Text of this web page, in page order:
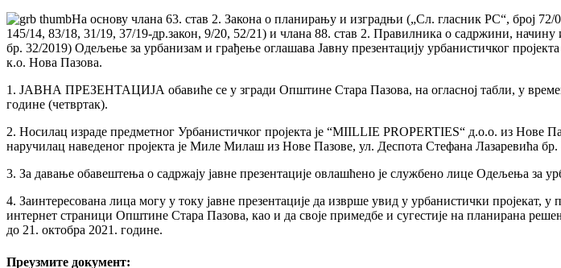
На основу члана 63. став 2. Закона о планирању и изградњи („Сл. гласник РС“, број
145/14, 83/18, 31/19, 37/19-др.закон, 9/20, 52/21) и члана 88. став 2. Правилника о садржини,
бр. 32/2019) Одељење за урбанизам и грађење оглашава Јавну презентацију урбанистичког
к.о. Нова Пазова.
1. ЈАВНА ПРЕЗЕНТАЦИЈА обавиће се у згради Oпштине Стара Пазова, на огласној табли, у
године (четвртак).
2. Носилац израде предметног Урбанистичког пројекта је “MIILLIE PROPERTIES“ д.о.о. из Нове
наручилац наведеног пројекта je Миле Милаш из Нове Пазове, ул. Деспота Стефана Лазаревића бр.
3. За давање обавештења о садржају јавне презентације овлашћено је службено лице Одељења
4. Заинтересована лица могу у току јавне презентације да изврше увид у урбанистички
интернет страници Општине Стара Пазова, као и да своје примедбе и сугестије на планирана
до 21. октобра 2021. године.
Преузмите документ: